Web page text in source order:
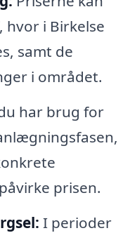
i Birkelse
samt de
i området.
har brug for
prisen.
I perioder